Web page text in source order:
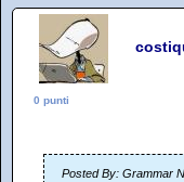
0 punti
Posted By: Grammar